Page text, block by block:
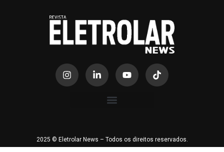
2025 © Eletrolar News – Todos os direitos reservados.